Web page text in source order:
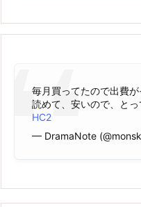
毎月買ってたので出費
読めて、安いので、とっ
HC2
— DramaNote